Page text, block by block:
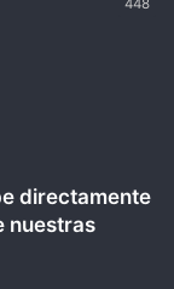
directamente
nuestras